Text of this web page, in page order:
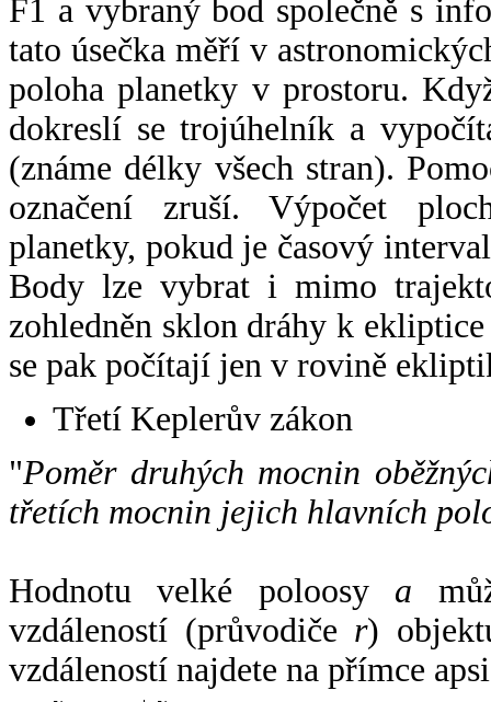
F1 a vybraný bod společně s
tato úsečka měří v
poloha planetky v prostoru.
dokreslí se trojúhelník a
(známe délky všech stran).
označení zruší. Výpočet
planetky, pokud je časový
Body lze vybrat i mimo
zohledněn sklon dráhy k
se pak počítají jen v rovině
Třetí Keplerův zákon
"Poměr druhých mocnin
třetích mocnin jejich hlavních
Hodnotu velké poloosy a
vzdáleností (průvodiče r)
vzdáleností najdete na přímce